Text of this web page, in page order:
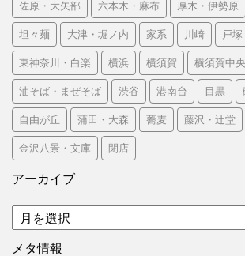
佐原・大矢部 六本木・麻布 厚木・伊勢原
坦々麺 大津・堀ノ内 家系 川崎 戸塚
東神奈川・白楽 横浜 横須賀 横須賀中央
油そば・まぜそば 渋谷 港南台 目黒
自由が丘 蒲田・大森 蕎麦 藤沢・辻堂
金沢八景・文庫 閉店
アーカイブ
ア
ー
カ
メタ情報